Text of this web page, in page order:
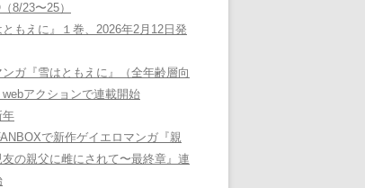
8/23〜25）
ともえに』１巻、2026年2月12日発
ンガ『雪はともえに』（全年齢層向
webアクションで連載開始
年
で新作ゲイエロマンガ『親
の親父に雌にされて〜最終章』連